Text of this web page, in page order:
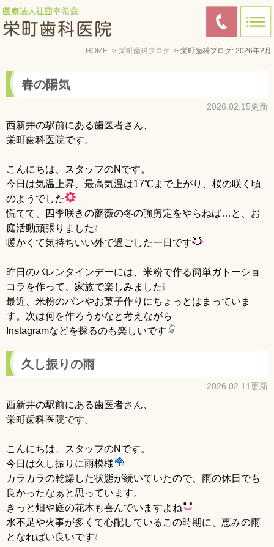
HOME 栄町歯科ブログ 栄町歯科ブログ: 2026年2月
春の陽気
2026.02.15更新
西新井の駅前にある歯医者さん、
栄町歯科医院です。
こんにちは、スタッフのNです。
今日は気温上昇、最高気温は17℃まで上がり、桜の咲く頃
のようでした
慌てて、四季咲きの薔薇の冬の強剪定をやらねば…と、お
庭活動頑張りました❕
暖かくて気持ちいい外で過ごした一日です
昨日のバレンタインデーには、米粉で作る簡単ガトーショ
コラを作って、家族で楽しみました❕
最近、米粉のパンやお菓子作りにちょっとはまっていま
す。次は何を作ろうかなと考えながら
Instagramなどを探るのも楽しいです
久し振りの雨
2026.02.11更新
西新井の駅前にある歯医者さん、
栄町歯科医院です。
こんにちは、スタッフのNです。
今日は久し振りに雨模様
カラカラの乾燥した状態が続いていたので、雨の休日でも
良かったなぁと思っています。
きっと畑や庭の花木も喜んでいますよね
水不足や火事が多くて心配しているこの時期に、恵みの雨
となればい良いです❕